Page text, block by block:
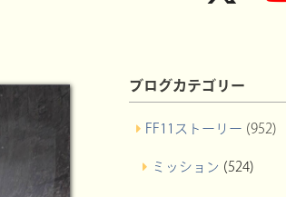
ブログカテゴリー
FF11ストーリー (952)
ミッション (524)